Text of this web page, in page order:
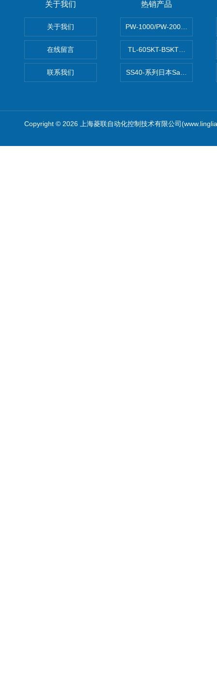
关于我们
关于我们
在线留言
联系我们
热销产品
PW-1000/PW-
TL-60SKT-BSKTC张力控制器
SS40-系列日本Sawamura泽
Copyright © 2026 上海菱联自动化控制技术有限公司